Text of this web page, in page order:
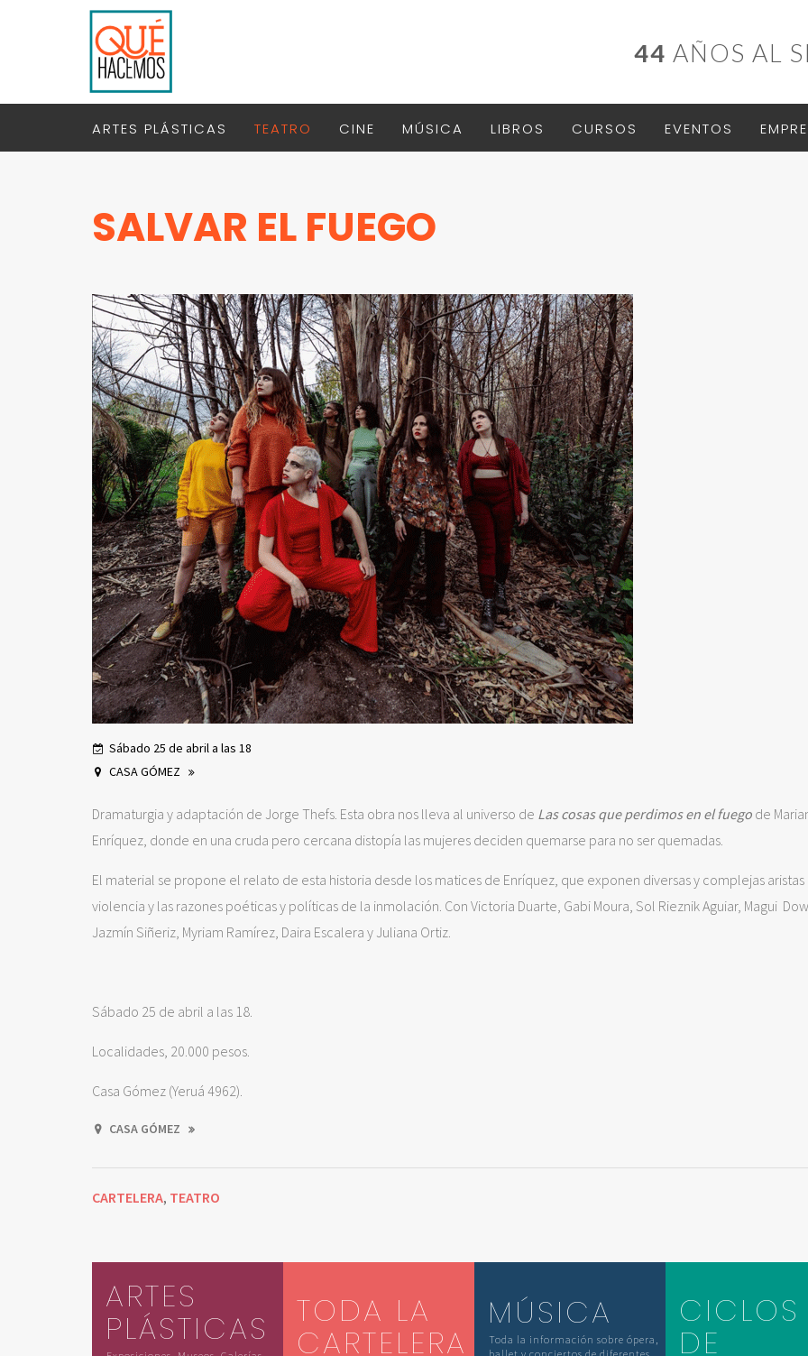
44 AÑOS AL
ARTES PLÁSTICAS TEATRO CINE MÚSICA LIBROS CURSOS EVENTOS
SALVAR EL FUEGO
Sábado 25 de abril a las 18
CASA GÓMEZ
Dramaturgia y adaptación de Jorge Thefs. Esta obra nos lleva al universo de Las cosas que perdimos en el fuego de
Enríquez, donde en una cruda pero cercana distopía las mujeres deciden quemarse para no ser quemadas.
El material se propone el relato de esta historia desde los matices de Enríquez, que exponen diversas y complejas
violencia y las razones poéticas y políticas de la inmolación. Con Victoria Duarte, Gabi Moura, Sol Rieznik Aguiar, Magui
Jazmín Siñeriz, Myriam Ramírez, Daira Escalera y Juliana Ortiz.
Sábado 25 de abril a las 18.
Localidades, 20.000 pesos.
Casa Gómez (Yeruá 4962).
CASA GÓMEZ
CARTELERA, TEATRO
ARTES
PLÁSTICAS TODA LA
CARTELERA
MÚSICA
Toda la información sobre ópera,
CICLOS
DE